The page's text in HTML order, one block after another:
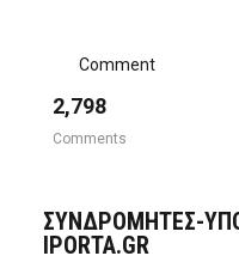
Comment
2,798
Comments
ΣΥΝΔΡΟΜΗΤΈΣ-
IPORTA.GR